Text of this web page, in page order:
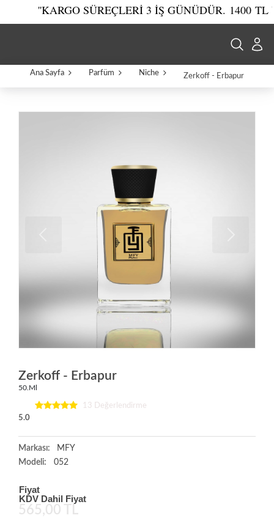
''KARGO SÜREÇLERİ 3 İŞ GÜNÜDÜR.1400 TL
Ana Sayfa Parfüm Niche Zerkoff - Erbapur
Zerkoff - Erbapur
50.Ml
5.0
13 Değerlendirme
Markası:
MFY
Modeli:
052
Fiyat
KDV Dahil Fiyat
565,00 TL